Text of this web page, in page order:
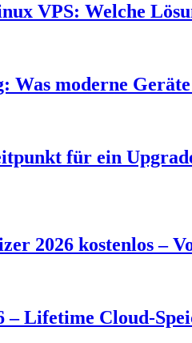
VPS: Welche
Was moderne
für ein
2026 kostenlos –
– Lifetime Cloud-